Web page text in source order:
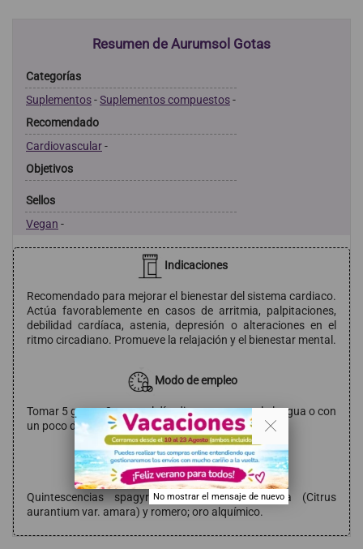
Resumen de Aurumsol Gotas
Categorías
Suplementos-Suplementos compuestos-
Recomendado
Cardiovascular-
Objetivos
Sellos
Vegan -
Indicaciones
Recomendado para mejorar el bienestar del sistema cardiaco.
Actúa favorablemente en casos de arritmia, palpitaciones,
debilidad cardíaca, astenia, depresión o alteraciones en el
ritmo circadiano. Promueve la relajación y el bienestar mental.
Modo de empleo
Tomar 5 gotas, 3 veces al día, directamente en la lengua o con
un poco de miel.
Composición
Quintescencias spagyricas de naranja amarga (Citrus
aurantium var. amara) y romero; oro alquímico.
. .
No mostrar el mensaje de nuevo